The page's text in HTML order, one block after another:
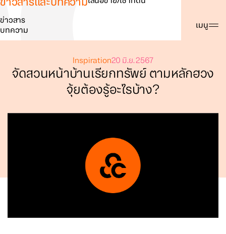
ค้นหา เมนู
ข่าวสาร
บทความ
Inspiration20 มิ.ย. 2567
จัดสวนหน้าบ้านเรียกทรัพย์ ตามหลักฮวง
จุ้ยต้องรู้อะไรบ้าง?